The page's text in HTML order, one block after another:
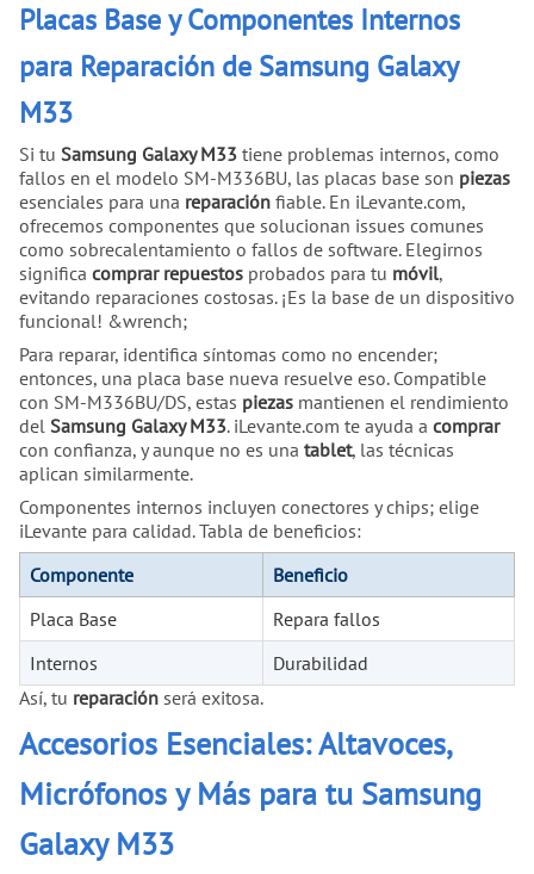
Placas Base y Componentes Internos
para Reparación de Samsung Galaxy
M33
Si tu Samsung Galaxy M33 tiene problemas internos, como
fallos en el modelo SM-M336BU, las placas base son piezas
esenciales para una reparación fiable. En iLevante.com,
ofrecemos componentes que solucionan issues comunes
como sobrecalentamiento o fallos de software. Elegirnos
significa comprar repuestos probados para tu móvil,
evitando reparaciones costosas. ¡Es la base de un dispositivo
funcional! &wrench;
Para reparar, identifica síntomas como no encender;
entonces, una placa base nueva resuelve eso. Compatible
con SM-M336BU/DS, estas piezas mantienen el rendimiento
del Samsung Galaxy M33. iLevante.com te ayuda a comprar
con confianza, y aunque no es una tablet, las técnicas
aplican similarmente.
Componentes internos incluyen conectores y chips; elige
iLevante para calidad. Tabla de beneficios:
Componente
Beneficio
Placa Base
Repara fallos
Internos
Durabilidad
Así, tu reparación será exitosa.
Accesorios Esenciales: Altavoces,
Micrófonos y Más para tu Samsung
Galaxy M33